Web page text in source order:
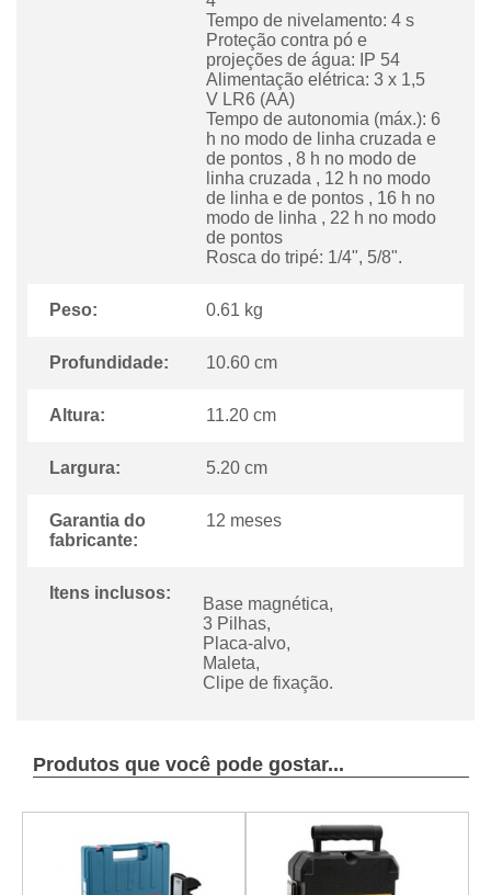
Tempo de nivelamento: 4 s
Proteção contra pó e
projeções de água: IP 54
Alimentação elétrica: 3 x 1,5
V LR6 (AA)
Tempo de autonomia (máx.): 6
h no modo de linha cruzada e
de pontos , 8 h no modo de
linha cruzada , 12 h no modo
de linha e de pontos , 16 h no
modo de linha , 22 h no modo
de pontos
Rosca do tripé: 1/4", 5/8".
Peso: 0.61 kg
Profundidade: 10.60 cm
Altura: 11.20 cm
Largura: 5.20 cm
Garantia do
fabricante:
12 meses
Itens inclusos:
Base magnética,
3 Pilhas,
Placa-alvo,
Maleta,
Clipe de fixação.
Produtos que você pode gostar...